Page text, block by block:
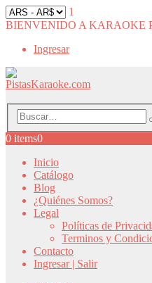
1
BIENVENIDO A KARAOKE
Ingresar
0 items0
Inicio
Catálogo
Blog
¿Quiénes Somos?
Legal
Políticas de
Terminos y
Contacto
Ingresar | Salir